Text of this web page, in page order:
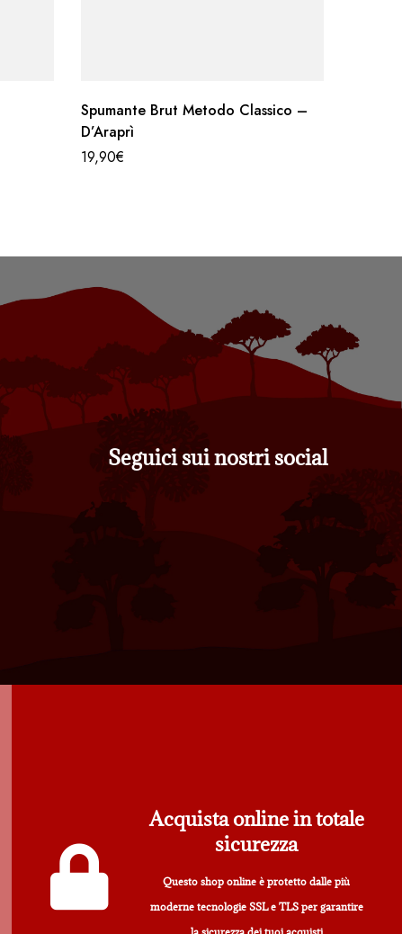
Spumante Brut Metodo Classico –
D’Araprì
19,90€
Seguici sui nostri social
Acquista online in totale
sicurezza
Questo shop online è protetto dalle più
moderne tecnologie SSL e TLS per garantire